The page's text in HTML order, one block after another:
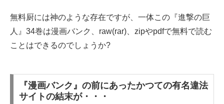
無料厨には神のような存在ですが、一体この『進撃の巨
人』34巻は漫画バンク、raw(rar)、zipやpdfで無料で読む
ことはできるのでしょうか?
『漫画バンク』の前にあったかつての有名違法
サイトの結末が・・・